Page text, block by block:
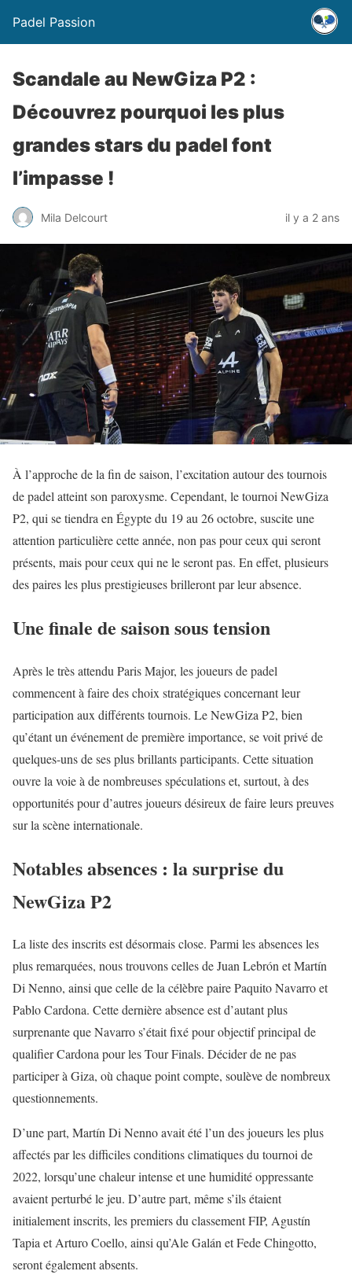
Padel Passion
Scandale au NewGiza P2 :
Découvrez pourquoi les plus
grandes stars du padel font
l’impasse !
Mila Delcourt il y a 2 ans
À l’approche de la fin de saison, l’excitation autour des tournois
de padel atteint son paroxysme. Cependant, le tournoi NewGiza
P2, qui se tiendra en Égypte du 19 au 26 octobre, suscite une
attention particulière cette année, non pas pour ceux qui seront
présents, mais pour ceux qui ne le seront pas. En effet, plusieurs
des paires les plus prestigieuses brilleront par leur absence.
Une finale de saison sous tension
Après le très attendu Paris Major, les joueurs de padel
commencent à faire des choix stratégiques concernant leur
participation aux différents tournois. Le NewGiza P2, bien
qu’étant un événement de première importance, se voit privé de
quelques-uns de ses plus brillants participants. Cette situation
ouvre la voie à de nombreuses spéculations et, surtout, à des
opportunités pour d’autres joueurs désireux de faire leurs preuves
sur la scène internationale.
Notables absences : la surprise du
NewGiza P2
La liste des inscrits est désormais close. Parmi les absences les
plus remarquées, nous trouvons celles de Juan Lebrón et Martín
Di Nenno, ainsi que celle de la célèbre paire Paquito Navarro et
Pablo Cardona. Cette dernière absence est d’autant plus
surprenante que Navarro s’était fixé pour objectif principal de
qualifier Cardona pour les Tour Finals. Décider de ne pas
participer à Giza, où chaque point compte, soulève de nombreux
questionnements.
D’une part, Martín Di Nenno avait été l’un des joueurs les plus
affectés par les difficiles conditions climatiques du tournoi de
2022, lorsqu’une chaleur intense et une humidité oppressante
avaient perturbé le jeu. D’autre part, même s’ils étaient
initialement inscrits, les premiers du classement FIP, Agustín
Tapia et Arturo Coello, ainsi qu’Ale Galán et Fede Chingotto,
seront également absents.